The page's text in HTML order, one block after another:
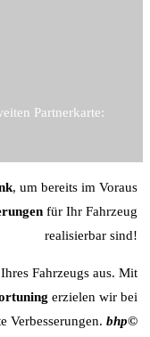
Partnerkarte:
, um bereits im Voraus
für Ihr Fahrzeug
realisierbar sind!
Fahrzeugs aus. Mit
erzielen wir bei
Verbesserungen. bhp©